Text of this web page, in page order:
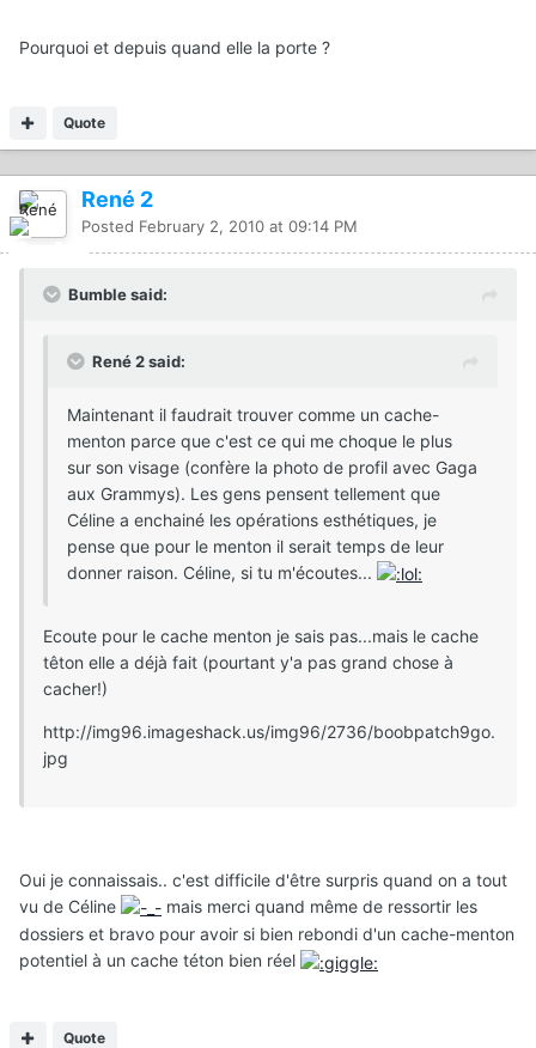
Pourquoi et depuis quand elle la porte ?
Quote
René 2
Posted February 2, 2010 at 09:14 PM
Bumble said:
René 2 said:
Maintenant il faudrait trouver comme un cache-
menton parce que c'est ce qui me choque le plus
sur son visage (confère la photo de profil avec Gaga
aux Grammys). Les gens pensent tellement que
Céline a enchainé les opérations esthétiques, je
pense que pour le menton il serait temps de leur
donner raison. Céline, si tu m'écoutes...
Ecoute pour le cache menton je sais pas...mais le cache
têton elle a déjà fait (pourtant y'a pas grand chose à
cacher!)
http://img96.imageshack.us/img96/2736/boobpatch9go.
jpg
Oui je connaissais.. c'est difficile d'être surpris quand on a tout
vu de Céline
mais merci quand même de ressortir les
dossiers et bravo pour avoir si bien rebondi d'un cache-menton
potentiel à un cache téton bien réel
Quote